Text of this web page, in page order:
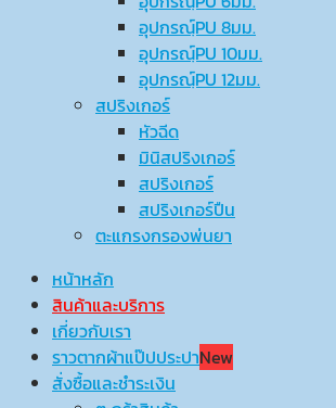
อุปกรณ์ฺPU 8มม.
อุปกรณ์ฺPU 10มม.
อุปกรณ์ฺPU 12มม.
สปริงเกอร์
หัวฉีด
มินิสปริงเกอร์
สปริงเกอร์
สปริงเกอร์ปืน
ตะแกรงกรองพ่นยา
หน้าหลัก
สินค้าและบริการ
เกี่ยวกับเรา
ราวตากผ้าแป๊ปประปาNew
สั่งซื้อและชำระเงิน